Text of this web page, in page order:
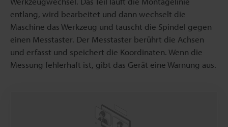
entlang, wird bearbeitet und dann wechselt die
Maschine das Werkzeug und tauscht die Spindel gegen
einen Messtaster. Der Messtaster berührt die Achsen
und erfasst und speichert die Koordinaten. Wenn die
Messung fehlerhaft ist, gibt das Gerät eine Warnung aus.